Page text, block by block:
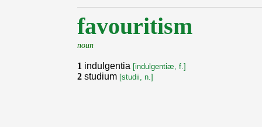
favouritism
noun
1 indulgentia [indulgentiæ, f.]
2 studium [studii, n.]